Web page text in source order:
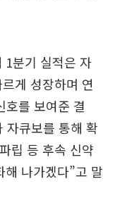
1분기 실적은 자
게 성장하며 연
호를 보여준 결
자큐보를 통해 확
립 등 후속 신약
나가겠다”고 말